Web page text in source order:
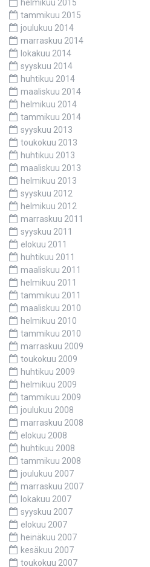
helmikuu 2015
tammikuu 2015
joulukuu 2014
marraskuu 2014
lokakuu 2014
syyskuu 2014
huhtikuu 2014
maaliskuu 2014
helmikuu 2014
tammikuu 2014
syyskuu 2013
toukokuu 2013
huhtikuu 2013
maaliskuu 2013
helmikuu 2013
syyskuu 2012
helmikuu 2012
marraskuu 2011
syyskuu 2011
elokuu 2011
huhtikuu 2011
maaliskuu 2011
helmikuu 2011
tammikuu 2011
maaliskuu 2010
helmikuu 2010
tammikuu 2010
marraskuu 2009
toukokuu 2009
huhtikuu 2009
helmikuu 2009
tammikuu 2009
joulukuu 2008
marraskuu 2008
elokuu 2008
huhtikuu 2008
tammikuu 2008
joulukuu 2007
marraskuu 2007
lokakuu 2007
syyskuu 2007
elokuu 2007
heinäkuu 2007
kesäkuu 2007
toukokuu 2007